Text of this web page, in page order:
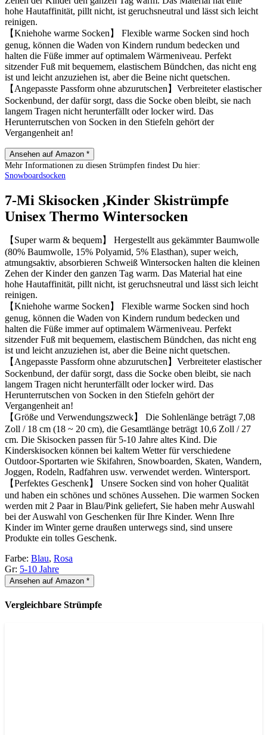
hohe Hautaffinität, pillt nicht, ist geruchsneutral und lässt sich leicht
reinigen.
【Kniehohe warme Socken】 Flexible warme Socken sind hoch
genug, können die Waden von Kindern rundum bedecken und
halten die Füße immer auf optimalem Wärmeniveau. Perfekt
sitzender Fuß mit bequemem, elastischem Bündchen, das nicht eng
ist und leicht anzuziehen ist, aber die Beine nicht quetschen.
【Angepasste Passform ohne abzurutschen】Verbreiteter elastischer
Sockenbund, der dafür sorgt, dass die Socke oben bleibt, sie nach
langem Tragen nicht herunterfällt oder locker wird. Das
Herunterrutschen von Socken in den Stiefeln gehört der
Vergangenheit an!
Ansehen auf Amazon *
Mehr Informationen zu diesen Strümpfen findest Du hier:
Snowboardsocken
7-Mi Skisocken ,Kinder Skistrümpfe
Unisex Thermo Wintersocken
【Super warm & bequem】 Hergestellt aus gekämmter Baumwolle
(80% Baumwolle, 15% Polyamid, 5% Elasthan), super weich,
atmungsaktiv, absorbieren Schweiß Wintersocken halten die kleinen
Zehen der Kinder den ganzen Tag warm. Das Material hat eine
hohe Hautaffinität, pillt nicht, ist geruchsneutral und lässt sich leicht
reinigen.
【Kniehohe warme Socken】 Flexible warme Socken sind hoch
genug, können die Waden von Kindern rundum bedecken und
halten die Füße immer auf optimalem Wärmeniveau. Perfekt
sitzender Fuß mit bequemem, elastischem Bündchen, das nicht eng
ist und leicht anzuziehen ist, aber die Beine nicht quetschen.
【Angepasste Passform ohne abzurutschen】Verbreiteter elastischer
Sockenbund, der dafür sorgt, dass die Socke oben bleibt, sie nach
langem Tragen nicht herunterfällt oder locker wird. Das
Herunterrutschen von Socken in den Stiefeln gehört der
Vergangenheit an!
【Größe und Verwendungszweck】 Die Sohlenlänge beträgt 7,08
Zoll / 18 cm (18 ~ 20 cm), die Gesamtlänge beträgt 10,6 Zoll / 27
cm. Die Skisocken passen für 5-10 Jahre altes Kind. Die
Kinderskisocken können bei kaltem Wetter für verschiedene
Outdoor-Sportarten wie Skifahren, Snowboarden, Skaten, Wandern,
Joggen, Rodeln, Radfahren usw. verwendet werden. Wintersport.
【Perfektes Geschenk】 Unsere Socken sind von hoher Qualität
und haben ein schönes und schönes Aussehen. Die warmen Socken
werden mit 2 Paar in Blau/Pink geliefert, Sie haben mehr Auswahl
bei der Auswahl von Geschenken für Ihre Kinder. Wenn Ihre
Kinder im Winter gerne draußen unterwegs sind, sind unsere
Produkte ein tolles Geschenk.
Farbe: Blau, Rosa
Gr: 5-10 Jahre
Ansehen auf Amazon *
Vergleichbare Strümpfe